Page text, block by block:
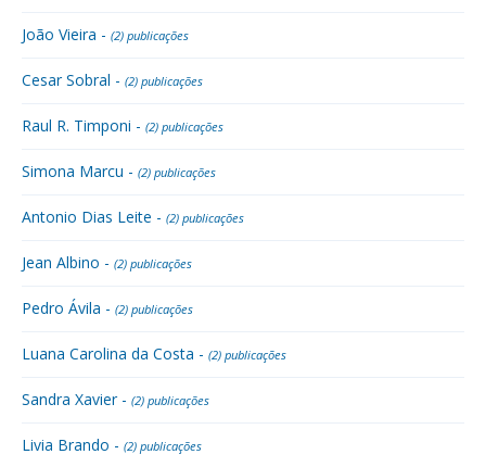
João Vieira - (2) publicações
Cesar Sobral - (2) publicações
Raul R. Timponi - (2) publicações
Simona Marcu - (2) publicações
Antonio Dias Leite - (2) publicações
Jean Albino - (2) publicações
Pedro Ávila - (2) publicações
Luana Carolina da Costa - (2) publicações
Sandra Xavier - (2) publicações
Livia Brando - (2) publicações